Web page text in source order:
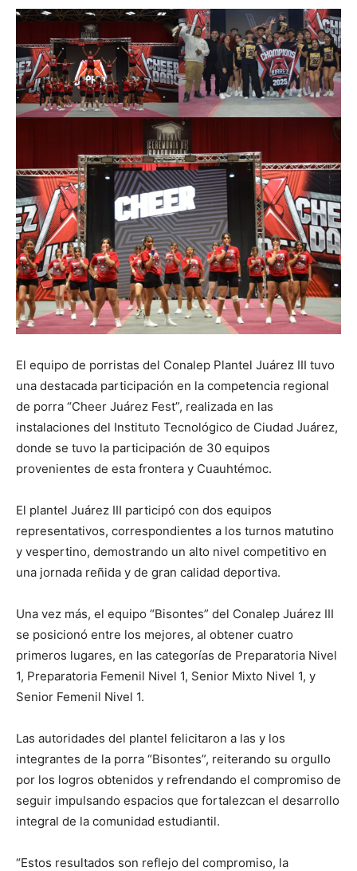
El equipo de porristas del Conalep Plantel Juárez III tuvo
una destacada participación en la competencia regional
de porra “Cheer Juárez Fest”, realizada en las
instalaciones del Instituto Tecnológico de Ciudad Juárez,
donde se tuvo la participación de 30 equipos
provenientes de esta frontera y Cuauhtémoc.
El plantel Juárez III participó con dos equipos
representativos, correspondientes a los turnos matutino
y vespertino, demostrando un alto nivel competitivo en
una jornada reñida y de gran calidad deportiva.
Una vez más, el equipo “Bisontes” del Conalep Juárez III
se posicionó entre los mejores, al obtener cuatro
primeros lugares, en las categorías de Preparatoria Nivel
1, Preparatoria Femenil Nivel 1, Senior Mixto Nivel 1, y
Senior Femenil Nivel 1.
Las autoridades del plantel felicitaron a las y los
integrantes de la porra “Bisontes”, reiterando su orgullo
por los logros obtenidos y refrendando el compromiso de
seguir impulsando espacios que fortalezcan el desarrollo
integral de la comunidad estudiantil.
“Estos resultados son reflejo del compromiso, la